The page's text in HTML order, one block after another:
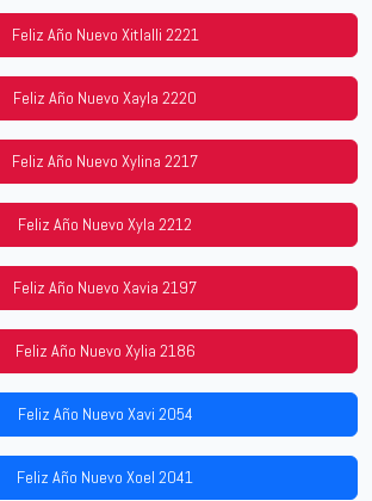
Feliz Año Nuevo Xitlalli 2221
Feliz Año Nuevo Xayla 2220
Feliz Año Nuevo Xylina 2217
Feliz Año Nuevo Xyla 2212
Feliz Año Nuevo Xavia 2197
Feliz Año Nuevo Xylia 2186
Feliz Año Nuevo Xavi 2054
Feliz Año Nuevo Xoel 2041